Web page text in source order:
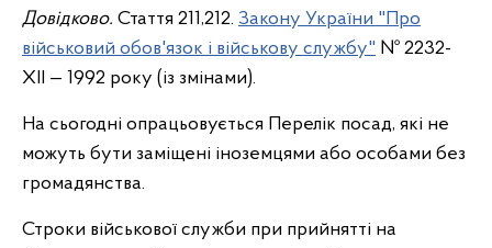
Довідково. Стаття 211,212. Закону України "Про
військовий обов'язок і військову службу" № 2232-
ХІI — 1992 року (із змінами).
На сьогодні опрацьовується Перелік посад, які не
можуть бути заміщені іноземцями або особами без
громадянства.
Строки військової служби при прийнятті на